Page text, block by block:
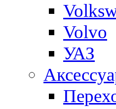
Volvo
УАЗ